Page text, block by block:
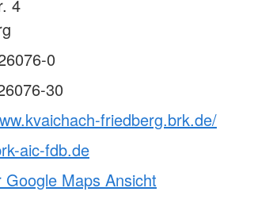
4
0
30
friedberg.brk.de/
aic-fdb.de
Google Maps Ansicht